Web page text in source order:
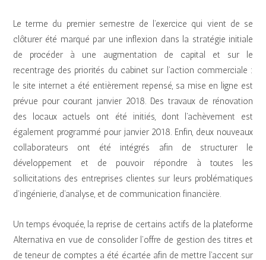
Le terme du premier semestre de l’exercice qui vient de se
clôturer été marqué par une inflexion dans la stratégie initiale
de procéder à une augmentation de capital et sur le
recentrage des priorités du cabinet sur l’action commerciale :
le site internet a été entièrement repensé, sa mise en ligne est
prévue pour courant janvier 2018. Des travaux de rénovation
des locaux actuels ont été initiés, dont l’achèvement est
également programmé pour janvier 2018. Enfin, deux nouveaux
collaborateurs ont été intégrés afin de structurer le
développement et de pouvoir répondre à toutes les
sollicitations des entreprises clientes sur leurs problématiques
d’ingénierie, d’analyse, et de communication financière.
Un temps évoquée, la reprise de certains actifs de la plateforme
Alternativa en vue de consolider l’offre de gestion des titres et
de teneur de comptes a été écartée afin de mettre l’accent sur